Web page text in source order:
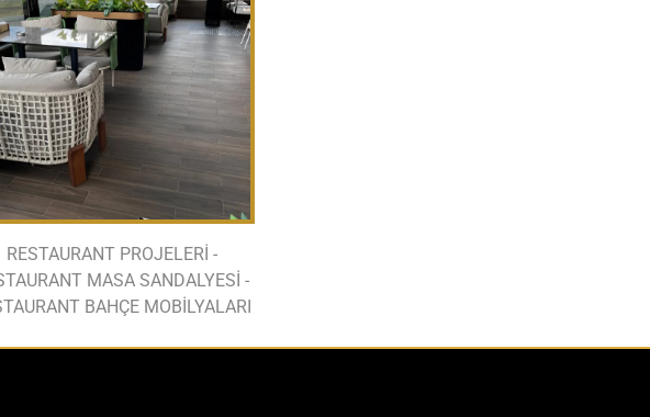
RESTAURANT PROJELERİ -
MASA SANDALYESİ -
BAHÇE MOBİLYALARI